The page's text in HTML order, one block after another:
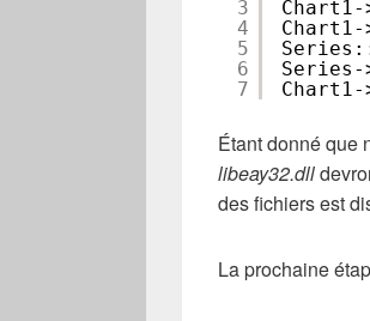
3
4
5
6
7
Chart1-
Chart1-
Series-
Étant donné que
libeay32.dll
des fichiers est
La prochaine